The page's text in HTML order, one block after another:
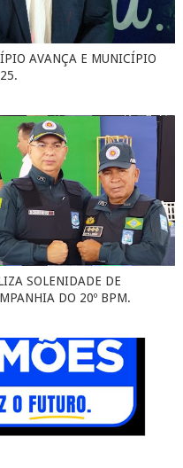
AVANÇA E MUNICÍPIO
SOLENIDADE DE
DO 20º BPM.